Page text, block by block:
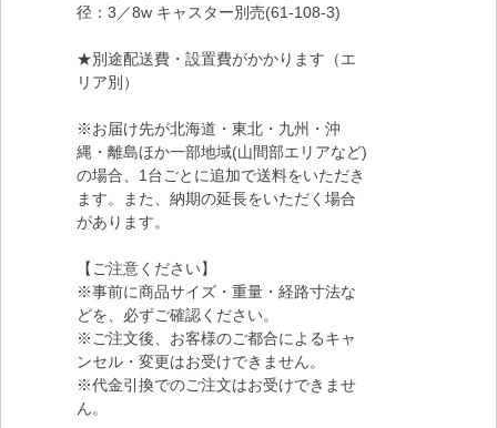
径：3／8w キャスター別売(61-108-3)
★別途配送費・設置費がかかります（エ
リア別）
※お届け先が北海道・東北・九州・沖
縄・離島ほか一部地域(山間部エリアなど)
の場合、1台ごとに追加で送料をいただき
ます。また、納期の延長をいただく場合
があります。
【ご注意ください】
※事前に商品サイズ・重量・経路寸法な
どを、必ずご確認ください。
※ご注文後、お客様のご都合によるキャ
ンセル・変更はお受けできません。
※代金引換でのご注文はお受けできませ
ん。